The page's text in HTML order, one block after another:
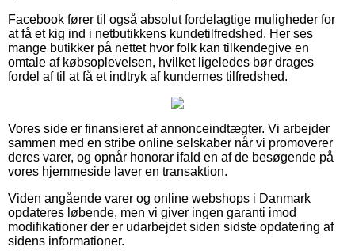
Facebook fører til også absolut fordelagtige muligheder for
at få et kig ind i netbutikkens kundetilfredshed. Her ses
mange butikker på nettet hvor folk kan tilkendegive en
omtale af købsoplevelsen, hvilket ligeledes bør drages
fordel af til at få et indtryk af kundernes tilfredshed.
Vores side er finansieret af annonceindtægter. Vi arbejder
sammen med en stribe online selskaber når vi promoverer
deres varer, og opnår honorar ifald en af de besøgende på
vores hjemmeside laver en transaktion.
Viden angående varer og online webshops i Danmark
opdateres løbende, men vi giver ingen garanti imod
modifikationer der er udarbejdet siden sidste opdatering af
sidens informationer.